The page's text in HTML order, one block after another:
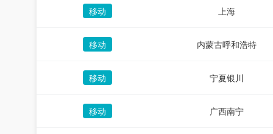
移动 上海
移动 内蒙古呼和浩特
移动 宁夏银川
移动 广西南宁